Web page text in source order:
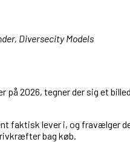
Diversecity Models
2026, tegner der sig et
faktisk lever i, og fravælger
bag køb.